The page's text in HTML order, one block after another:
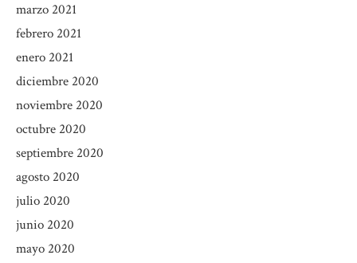
marzo 2021
febrero 2021
enero 2021
diciembre 2020
noviembre 2020
octubre 2020
septiembre 2020
agosto 2020
julio 2020
junio 2020
mayo 2020